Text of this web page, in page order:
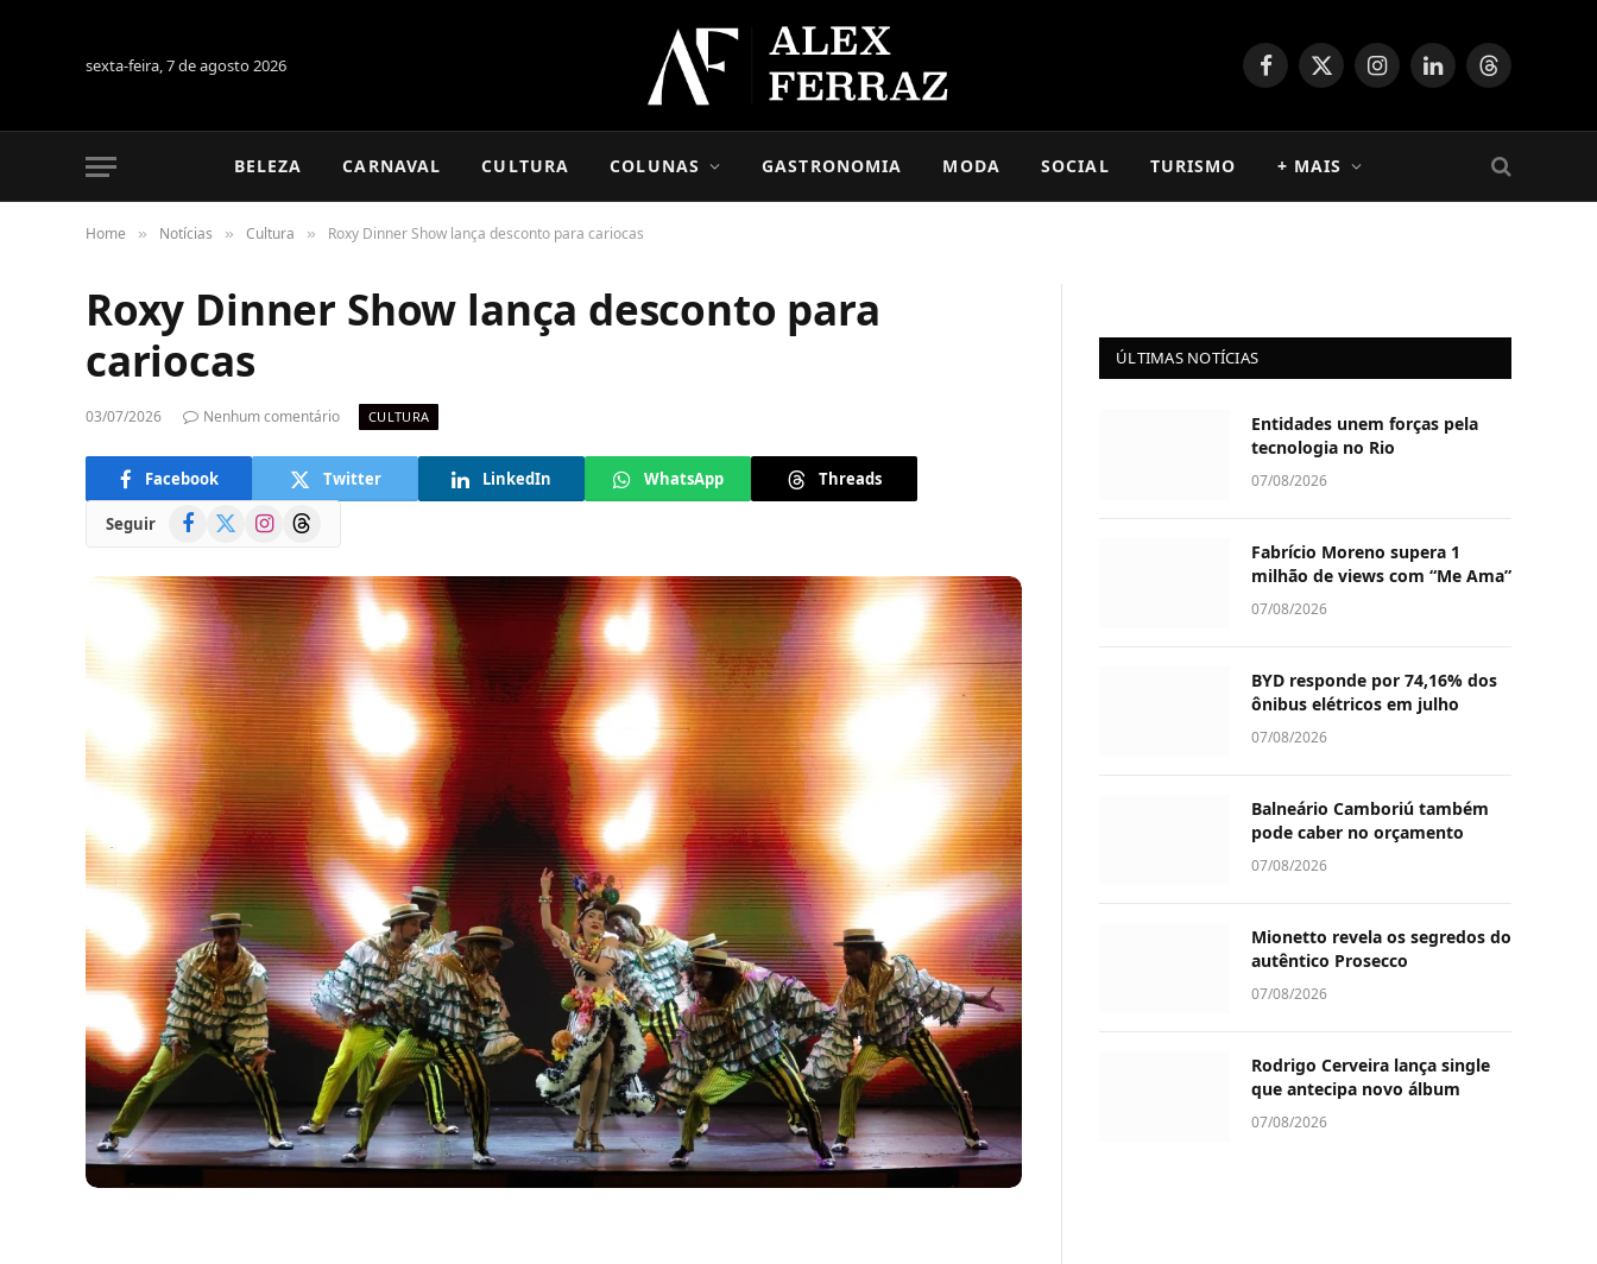
sexta-feira, 7 de agosto 2026 Facebook
X
InstagramLinkedInThreads
BELEZA CARNAVAL CULTURA COLUNAS GASTRONOMIA MODA SOCIAL TURISMO + MAIS
Home » Notícias » Cultura » Roxy Dinner Show lança desconto para cariocas
Roxy Dinner Show lança desconto para
cariocas
03/07/2026 Nenhum comentário CULTURA
Facebook Twitter LinkedIn WhatsApp Threads
Seguir Facebook
(Twitter)
InstagramThreads
ÚLTIMAS NOTÍCIAS
Entidades unem forças pela
tecnologia no Rio
07/08/2026
Fabrício Moreno supera 1
milhão de views com “Me Ama”
07/08/2026
BYD responde por 74,16% dos
ônibus elétricos em julho
07/08/2026
Balneário Camboriú também
pode caber no orçamento
07/08/2026
Mionetto revela os segredos do
autêntico Prosecco
07/08/2026
Rodrigo Cerveira lança single
que antecipa novo álbum
07/08/2026